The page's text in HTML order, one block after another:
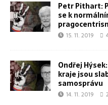
Petr Pithart:
se k
15. 11. 2019
Ondřej
kraje jsou
samosprávu
14. 11. 2019